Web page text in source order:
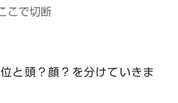
こで切断
と頭？顔？を分けていきま